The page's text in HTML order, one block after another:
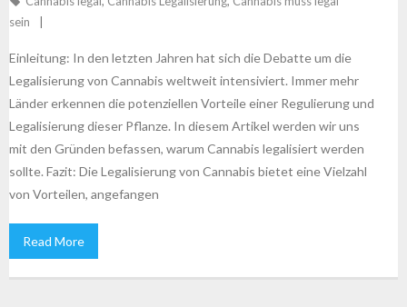
sein
Einleitung: In den letzten Jahren hat sich die Debatte um die
Legalisierung von Cannabis weltweit intensiviert. Immer mehr
Länder erkennen die potenziellen Vorteile einer Regulierung und
Legalisierung dieser Pflanze. In diesem Artikel werden wir uns
mit den Gründen befassen, warum Cannabis legalisiert werden
sollte. Fazit: Die Legalisierung von Cannabis bietet eine Vielzahl
von Vorteilen, angefangen
Read More